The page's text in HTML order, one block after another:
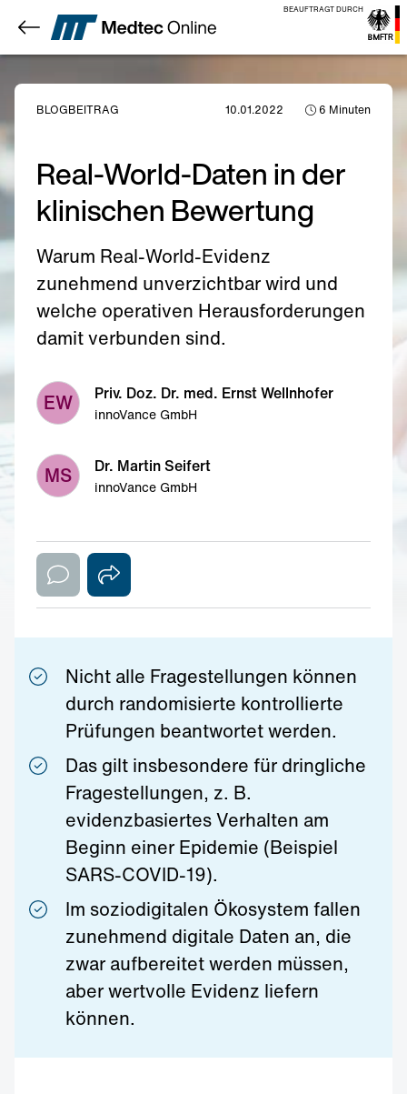
BEAUFTRAGT DURCH
BLOGBEITRAG 10.01.2022 6 Minuten
Real-World-Daten in der
klinischen Bewertung
Warum Real-World-Evidenz
zunehmend unverzichtbar wird und
welche operativen Herausforderungen
damit verbunden sind.
EW Priv. Doz. Dr. med. Ernst Wellnhofer
innoVance GmbH
MS Dr. Martin Seifert
innoVance GmbH
Nicht alle Fragestellungen können
durch randomisierte kontrollierte
Prüfungen beantwortet werden.
Das gilt insbesondere für dringliche
Fragestellungen, z. B.
evidenzbasiertes Verhalten am
Beginn einer Epidemie (Beispiel
SARS-COVID-19).
Im soziodigitalen Ökosystem fallen
zunehmend digitale Daten an, die
zwar aufbereitet werden müssen,
aber wertvolle Evidenz liefern
können.